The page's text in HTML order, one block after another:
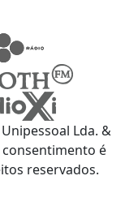
Lda. &
é
reservados.